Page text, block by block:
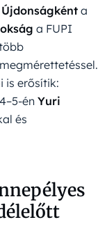
Újdonságként a
a FUPI
is erősítik:
én Yuri
és